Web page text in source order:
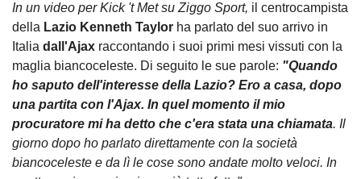
In un video per Kick 't Met su Ziggo Sport, il centrocampista
della Lazio Kenneth Taylor ha parlato del suo arrivo in
Italia dall'Ajax raccontando i suoi primi mesi vissuti con la
maglia biancoceleste. Di seguito le sue parole: "Quando
ho saputo dell'interesse della Lazio? Ero a casa, dopo
una partita con l'Ajax. In quel momento il mio
procuratore mi ha detto che c'era stata una chiamata. Il
giorno dopo ho parlato direttamente con la società
biancoceleste e da lì le cose sono andate molto veloci. In